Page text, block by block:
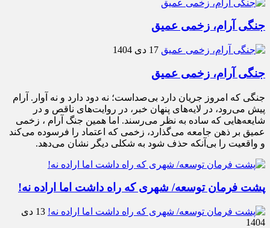
جنگی آرام، زخمی عمیق
17 دی 1404
جنگی آرام، زخمی عمیق
جنگی که امروز جریان دارد بی‌صداست؛ نه دود دارد و نه آوار. آرام
پیش می‌رود، در لایه‌های پنهان خبر، در روایت‌های ناقص و در
شایعه‌هایی که ساده به نظر می‌رسند. اما همین جنگ آرام ، زخمی
عمیق بر ذهن جامعه می‌گذارد، زخمی که اعتماد را فرسوده می‌کند
و واقعیت را بی‌آنکه حذف شود به شکلی دیگر نشان می‌دهد.
پشت فرمان توسعه/ شهری که راه داشت اما اراده نه!
13 دی
1404